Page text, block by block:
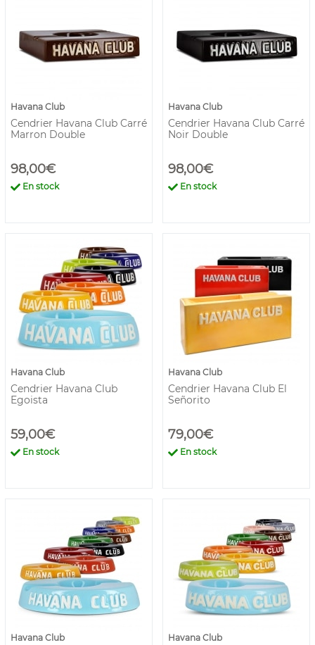
Havana Club
Cendrier Havana Club Carré
Marron Double
98,00€
En stock
Havana Club
Cendrier Havana Club Carré
Noir Double
98,00€
En stock
Havana Club
Cendrier Havana Club
Egoista
59,00€
En stock
Havana Club
Cendrier Havana Club El
Señorito
79,00€
En stock
Havana Club Havana Club